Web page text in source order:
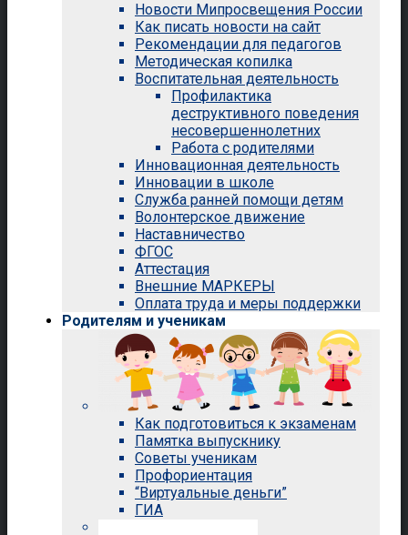
Новости Мипросвещения России
Как писать новости на сайт
Рекомендации для педагогов
Методическая копилка
Воспитательная деятельность
Профилактика
деструктивного поведения
несовершеннолетних
Работа с родителями
Инновационная деятельность
Инновации в школе
Служба ранней помощи детям
Волонтерское движение
Наставничество
ФГОС
Аттестация
Внешние МАРКЕРЫ
Оплата труда и меры поддержки
Родителям и ученикам
Как подготовиться к экзаменам
Памятка выпускнику
Советы ученикам
Профориентация
“Виртуальные деньги”
ГИА